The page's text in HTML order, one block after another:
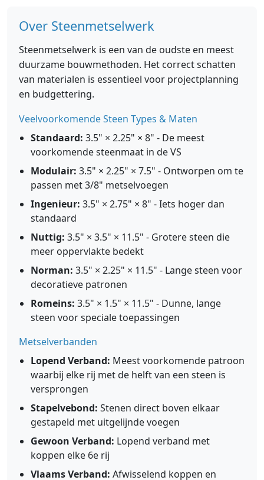
Over Steenmetselwerk
Steenmetselwerk is een van de oudste en meest
duurzame bouwmethoden. Het correct schatten
van materialen is essentieel voor projectplanning
en budgettering.
Veelvoorkomende Steen Types & Maten
Standaard: 3.5" × 2.25" × 8" - De meest
voorkomende steenmaat in de VS
Modulair: 3.5" × 2.25" × 7.5" - Ontworpen om te
passen met 3/8" metselvoegen
Ingenieur: 3.5" × 2.75" × 8" - Iets hoger dan
standaard
Nuttig: 3.5" × 3.5" × 11.5" - Grotere steen die
meer oppervlakte bedekt
Norman: 3.5" × 2.25" × 11.5" - Lange steen voor
decoratieve patronen
Romeins: 3.5" × 1.5" × 11.5" - Dunne, lange
steen voor speciale toepassingen
Metselverbanden
Lopend Verband: Meest voorkomende patroon
waarbij elke rij met de helft van een steen is
versprongen
Stapelvebond: Stenen direct boven elkaar
gestapeld met uitgelijnde voegen
Gewoon Verband: Lopend verband met
koppen elke 6e rij
Vlaams Verband: Afwisselend koppen en